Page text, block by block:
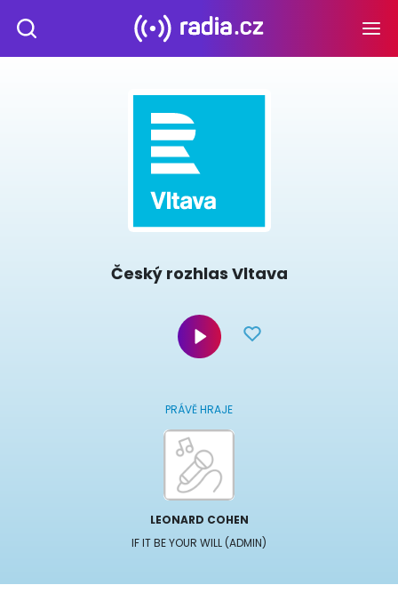
Český rozhlas Vltava
PRÁVĚ HRAJE
LEONARD COHEN
IF IT BE YOUR WILL (ADMIN)